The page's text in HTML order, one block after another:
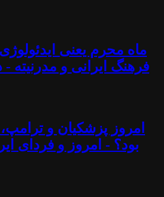
ماه محرم یعنی
فرهنگ ایرانی و مدرنیته -
امروز پزشکیان و
بود؟ - امروز و فردای